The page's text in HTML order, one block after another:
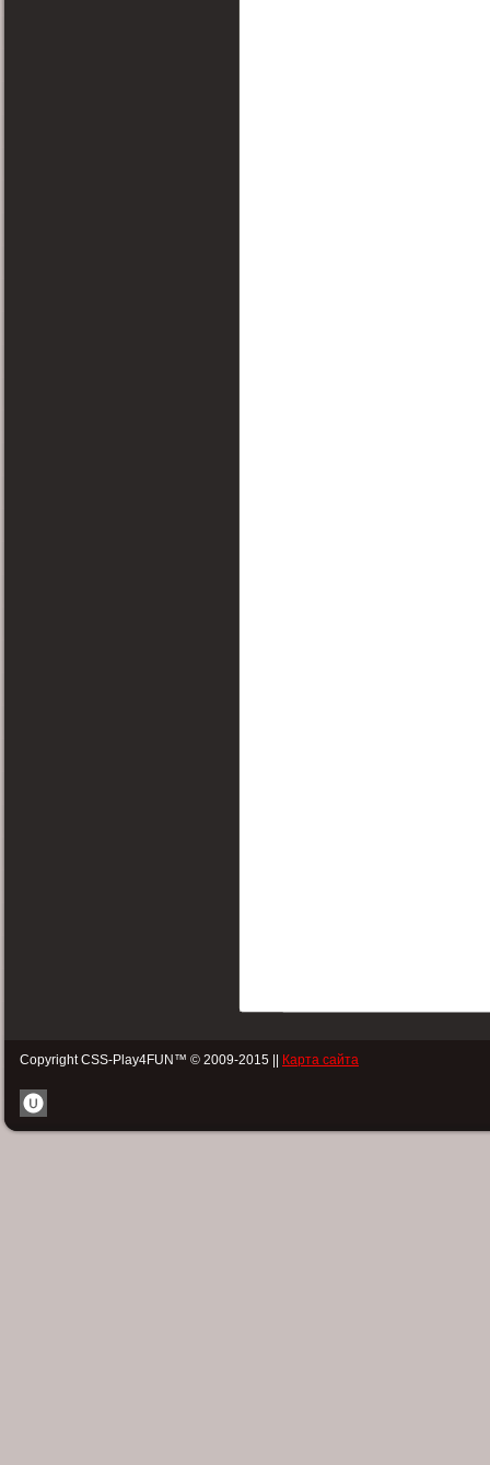
Copyright CSS-Play4FUN™ © 2009-2015 || Карта сайта